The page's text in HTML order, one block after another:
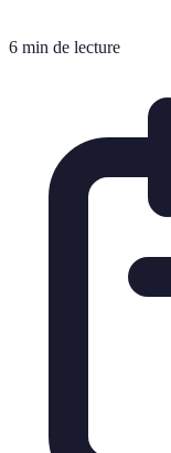
6 min de lecture